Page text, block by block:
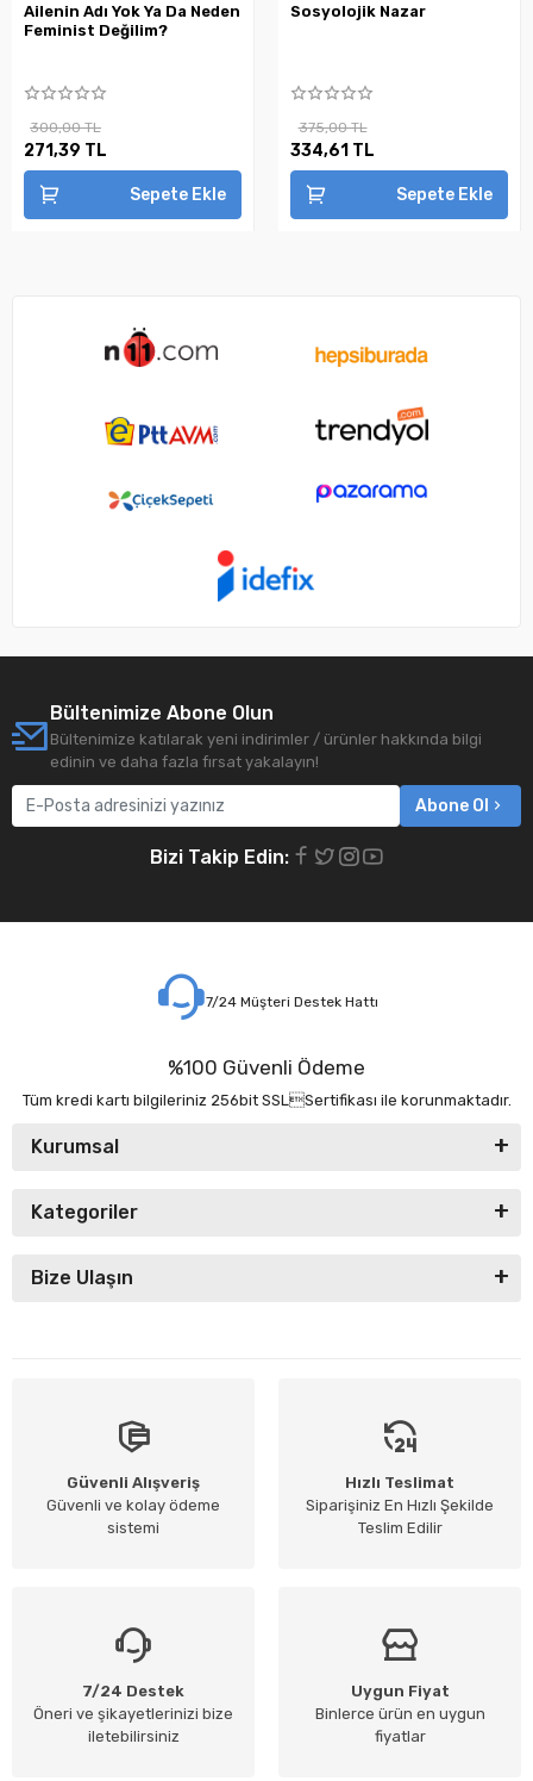
Ailenin Adı Yok Ya Da Neden
Feminist Değilim?
300,00 TL
271,39 TL
Sepete Ekle
Sosyolojik Nazar
375,00 TL
334,61 TL
Sepete Ekle
Bültenimize Abone Olun
Bültenimize katılarak yeni indirimler / ürünler hakkında bilgi
edinin ve daha fazla fırsat yakalayın!
Abone Ol
Bizi Takip Edin:
7/24 Müşteri Destek Hattı
%100 Güvenli Ödeme
Tüm kredi kartı bilgileriniz 256bit SSLSertifikası ile korunmaktadır.
Kurumsal
Kategoriler
Bize Ulaşın
Güvenli Alışveriş
Güvenli ve kolay ödeme
sistemi
Hızlı Teslimat
Siparişiniz En Hızlı Şekilde
Teslim Edilir
7/24 Destek
Öneri ve şikayetlerinizi bize
iletebilirsiniz
Uygun Fiyat
Binlerce ürün en uygun
fiyatlar